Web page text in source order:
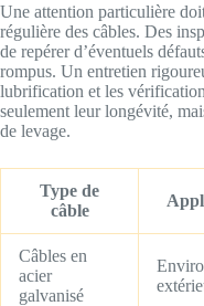
Une attention particulière
régulière des câbles. Des
de repérer d’éventuels
rompus. Un entretien
lubrification et les
seulement leur longévité,
de levage.
Type de
câble
Câbles en
acier
galvanisé